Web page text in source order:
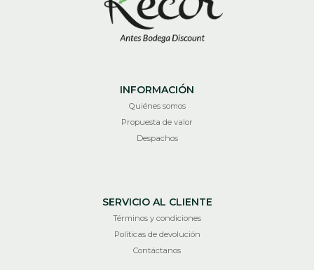
INFORMACIÓN
Quiénes somos
Propuesta de valor
Despachos
SERVICIO AL CLIENTE
Términos y condiciones
Políticas de devolución
Contáctanos